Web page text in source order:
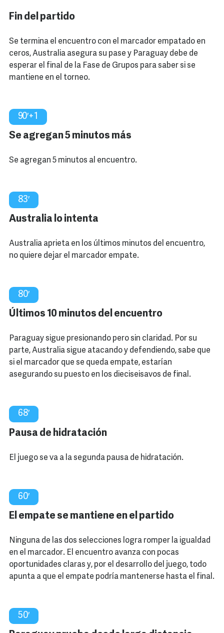
Fin del partido
Se termina el encuentro con el marcador empatado en
ceros, Australia asegura su pase y Paraguay debe de
esperar el final de la Fase de Grupos para saber si se
mantiene en el torneo.
90′+1
Se agregan 5 minutos más
Se agregan 5 minutos al encuentro.
83′
Australia lo intenta
Australia aprieta en los últimos minutos del encuentro,
no quiere dejar el marcador empate.
80′
Últimos 10 minutos del encuentro
Paraguay sigue presionando pero sin claridad. Por su
parte, Australia sigue atacando y defendiendo, sabe que
si el marcador que se queda empate, estarían
asegurando su puesto en los dieciseisavos de final.
68′
Pausa de hidratación
El juego se va a la segunda pausa de hidratación.
60′
El empate se mantiene en el partido
Ninguna de las dos selecciones logra romper la igualdad
en el marcador. El encuentro avanza con pocas
oportunidades claras y, por el desarrollo del juego, todo
apunta a que el empate podría mantenerse hasta el final.
50′